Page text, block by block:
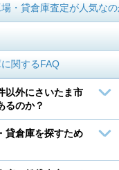
・貸倉庫査定が人気な
関するFAQ
以外にさいたま市
るのか？
貸倉庫を探すため